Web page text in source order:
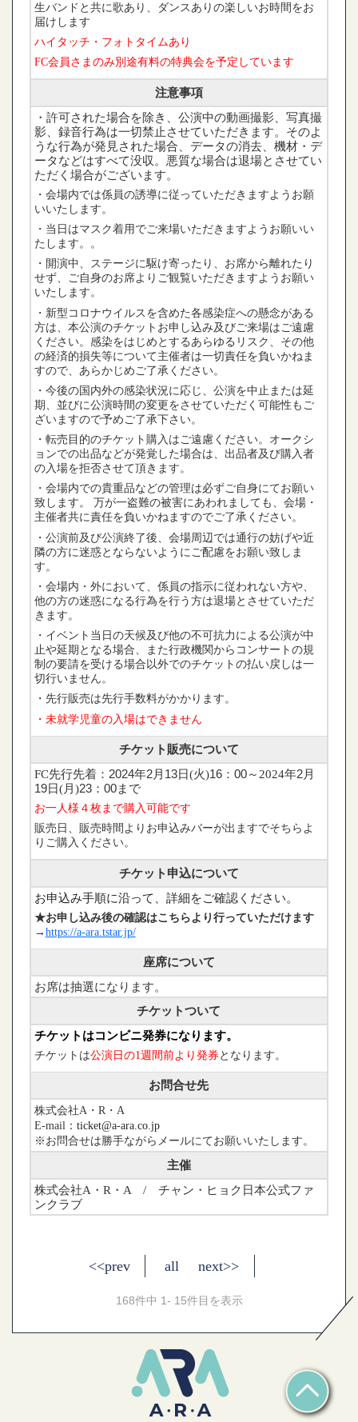
生バンドと共に歌あり、ダンスありの楽しいお時間をお
届けします
ハイタッチ・フォトタイムあり
FC会員さまのみ別途有料の特典会を予定しています
注意事項
・許可された場合を除き、公演中の動画撮影、写真撮
影、録音行為は一切禁止させていただきます。そのよ
うな行為が発見された場合、データの消去、機材・デ
ータなどはすべて没収。悪質な場合は退場とさせてい
ただく場合がございます。
・会場内では係員の誘導に従っていただきますようお願
いいたします。
・当日はマスク着用でご来場いただきますようお願いい
たします。。
・開演中、ステージに駆け寄ったり、お席から離れたり
せず、ご自身のお席よりご観覧いただきますようお願い
いたします。
・新型コロナウイルスを含めた各感染症への懸念がある
方は、本公演のチケットお申し込み及びご来場はご遠慮
ください。感染をはじめとするあらゆるリスク、その他
の経済的損失等について主催者は一切責任を負いかねま
すので、あらかじめご了承ください。
・今後の国内外の感染状況に応じ、公演を中止または延
期、並びに公演時間の変更をさせていただく可能性もご
ざいますので予めご了承下さい。
・転売目的のチケット購入はご遠慮ください。オークシ
ョンでの出品などが発覚した場合は、出品者及び購入者
の入場を拒否させて頂きます。
・会場内での貴重品などの管理は必ずご自身にてお願い
致します。 万が一盗難の被害にあわれましても、会場・
主催者共に責任を負いかねますのでご了承ください。
・公演前及び公演終了後、会場周辺では通行の妨げや近
隣の方に迷惑とならないようにご配慮をお願い致しま
す。
・会場内・外において、係員の指示に従われない方や、
他の方の迷惑になる行為を行う方は退場とさせていただ
きます。
・イベント当日の天候及び他の不可抗力による公演が中
止や延期となる場合、また行政機関からコンサートの規
制の要請を受ける場合以外でのチケットの払い戻しは一
切行いません。
・先行販売は先行手数料がかかります。
・未就学児童の入場はできません
チケット販売について
FC先行先着： 2024年2月 13日(火)16：00～2024年2月
19日(月)23：00まで
お一人様４枚まで購入可能です
販売日、販売時間よりお申込みバーが出ますでそちらよ
りご購入ください。
チケット申込について
お申込み手順に沿って、詳細をご確認ください。
★お申し込み後の確認はこちらより行っていただけます
→ https://a-ara.tstar.jp/
座席について
お席は抽選になります。
チケットついて
チケットはコンビニ発券になります。
チケットは公演日の1週間前より発券 となります 。
お問合せ先
株式会社A・R・A
E-mail： ticket@a-ara.co.jp
※お問合せは勝手ながらメールにてお願いいたします。
主催
株式会社A・R・A / チャン・ヒョク日本公式ファ
ンクラブ
<<prev all next>>
168件中 1- 15件目を表示